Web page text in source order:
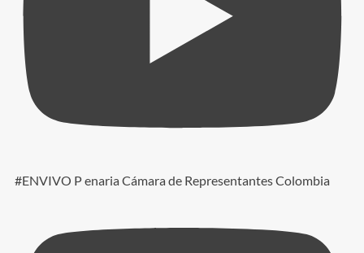
#ENVIVO P enaria Cámara de Representantes Colombia